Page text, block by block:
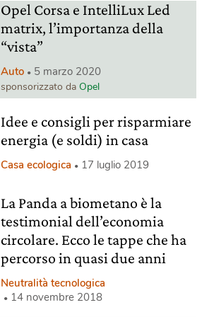
Opel Corsa e IntelliLux Led
matrix, l’importanza della
“vista”
Auto 5 marzo 2020
sponsorizzato da Opel
Idee e consigli per risparmiare
energia (e soldi) in casa
Casa ecologica 17 luglio 2019
La Panda a biometano è la
testimonial dell’economia
circolare. Ecco le tappe che ha
percorso in quasi due anni
Neutralità tecnologica
14 novembre 2018